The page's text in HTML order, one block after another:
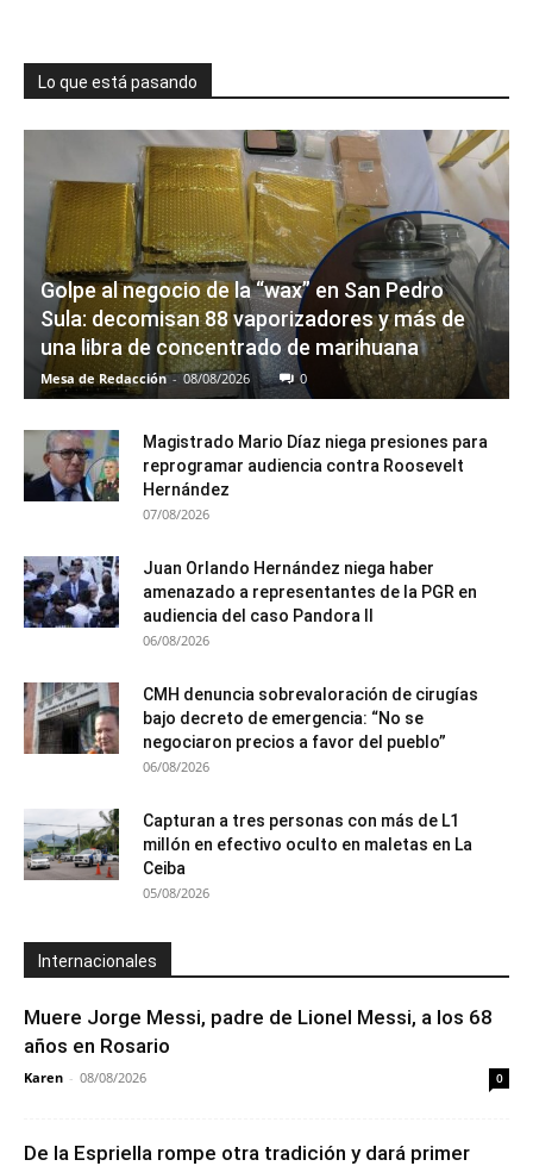
Lo que está pasando
Golpe al negocio de la “wax” en San Pedro
Sula: decomisan 88 vaporizadores y más de
una libra de concentrado de marihuana
Mesa de Redacción - 08/08/2026 0
Magistrado Mario Díaz niega presiones para
reprogramar audiencia contra Roosevelt
Hernández
07/08/2026
Juan Orlando Hernández niega haber
amenazado a representantes de la PGR en
audiencia del caso Pandora II
06/08/2026
CMH denuncia sobrevaloración de cirugías
bajo decreto de emergencia: “No se
negociaron precios a favor del pueblo”
06/08/2026
Capturan a tres personas con más de L1
millón en efectivo oculto en maletas en La
Ceiba
05/08/2026
Internacionales
Muere Jorge Messi, padre de Lionel Messi, a los 68
años en Rosario
Karen - 08/08/2026 0
De la Espriella rompe otra tradición y dará primer